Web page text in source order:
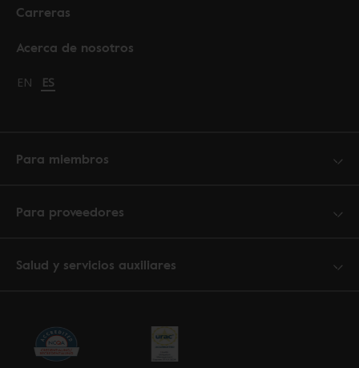
Acerca de nosotros
Carreras
Change language to English
EN Cambiar idioma a español
ES
Para miembros
Para proveedores
Salud y servicios auxiliares